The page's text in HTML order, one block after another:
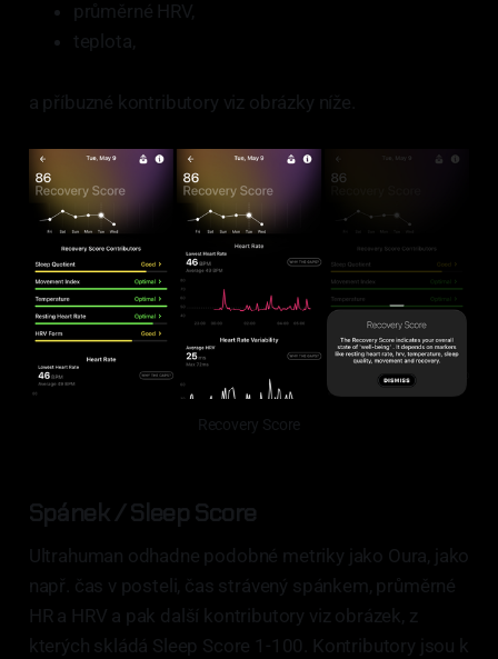
průměrné HRV,
teplota,
a příbuzné kontributory viz obrázky níže.
Recovery Score
Spánek / Sleep Score
Ultrahuman odhadne podobné metriky jako Oura, jako
např. čas v posteli, čas strávený spánkem, průměrné
HR a HRV a pak další kontributory viz obrázek, z
kterých skládá Sleep Score 1-100. Kontributory jsou k